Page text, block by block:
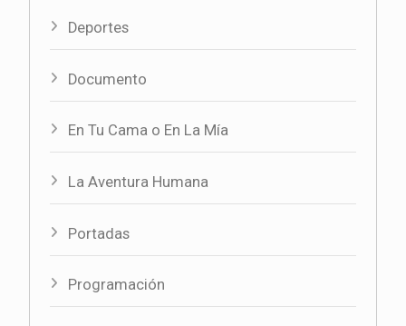
Deportes
Documento
En Tu Cama o En La Mía
La Aventura Humana
Portadas
Programación